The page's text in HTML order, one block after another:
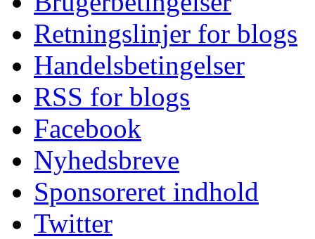
Retningslinjer for blogs
Handelsbetingelser
RSS for blogs
Facebook
Nyhedsbreve
Sponsoreret indhold
Twitter